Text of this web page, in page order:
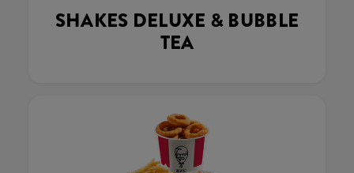
SHAKES DELUXE & BUBBLE
TEA